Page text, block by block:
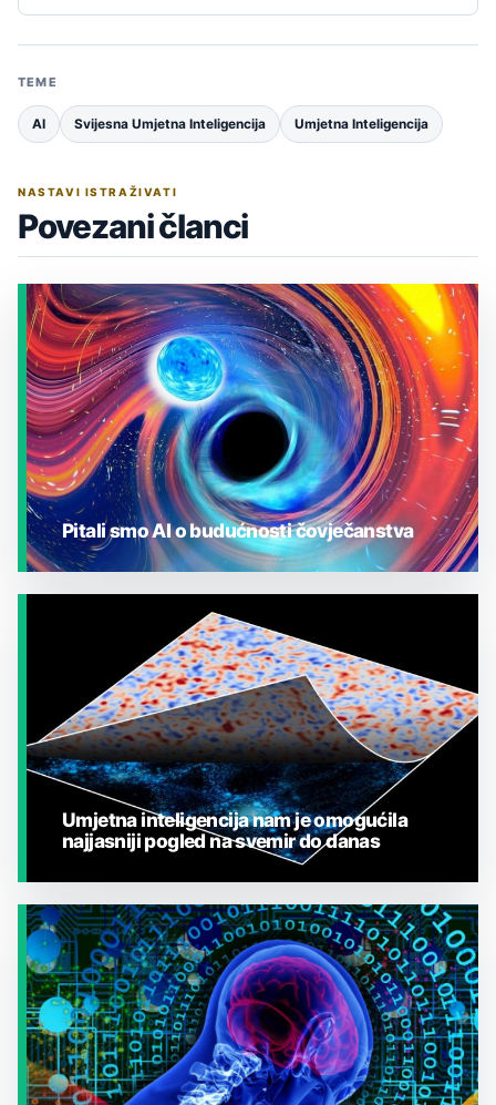
TEME
AI Svijesna Umjetna Inteligencija Umjetna Inteligencija
NASTAVI ISTRAŽIVATI
Povezani članci
Pitali smo AI o budućnosti čovječanstva
JESTE LI ZNALI?
Umjetna inteligencija nam je omogućila
najjasniji pogled na svemir do danas